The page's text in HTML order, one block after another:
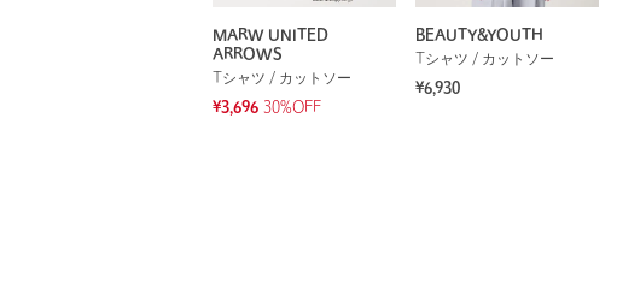
MARW UNITED
ARROWS
Tシャツ / カットソー
¥3,696 30%OFF
BEAUTY&YOUTH
Tシャツ / カットソー
¥6,930